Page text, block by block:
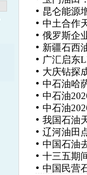
• 昆仑能源
• 中土合作
• 俄罗斯企
• 新疆石西
• 广汇启东
• 大庆钻探
• 中石油哈
• 中石油
• 中石油
• 我国石油
• 辽河油田
• 中国石油
• 十三五期
• 中国民营